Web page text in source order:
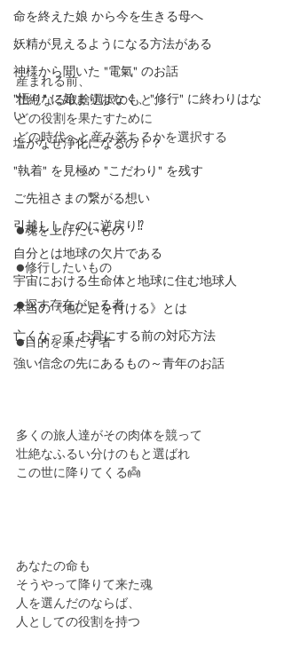
命を終えた娘 から今を生きる母へ
妖精が見えるようになる方法がある
神様から聞いた "電氣" のお話
"悟り" に始まりはなく、"修行" に終わりはな
い
塩がなぜ浄化になるの！？
"執着" を見極め "こだわり" を残す
ご先祖さまの繋がる想い
引越ししたのに逆戻り⁉️
自分とは地球の欠片である
宇宙における生命体と地球に住む地球人
本当の《地に足を付ける》とは
亡くなって お骨にする前の対応方法
強い信念の先にあるもの～青年のお話
産まれる前、
壮絶なる取捨選択のもと、
どの役割を果たすために
どの時代へと産み落ちるかを選択する
●魂を上げたいもの
●修行したいもの
●探す存在がいる者
●目的を果たす者
多くの旅人達がその肉体を競って
壮絶なふるい分けのもと選ばれ
この世に降りてくる👼
あなたの命も
そうやって降りて来た魂
人を選んだのならば、
人としての役割を持つ